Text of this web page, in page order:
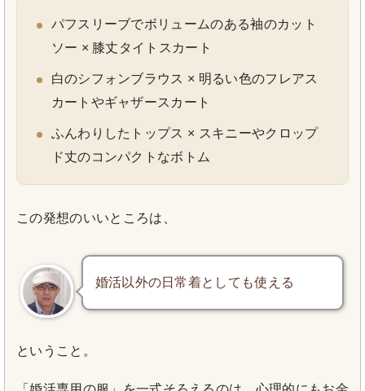
パフスリーブでボリュームのある袖のカット
ソー × 膝丈タイトスカート
白のシフォンブラウス × 明るい色のフレアス
カートやギャザースカート
ふんわりしたトップス × スキニーやクロップ
ド丈のコンパクトなボトム
この発想のいいところは、
婚活以外の日常着としても使える
ということ。